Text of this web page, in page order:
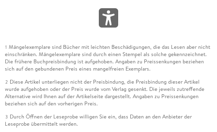
1 Mängelexemplare sind Bücher mit leichten Beschädigungen, die das Lesen aber nicht
einschränken. Mängelexemplare sind durch einen Stempel als solche gekennzeichnet.
Die frühere Buchpreisbindung ist aufgehoben. Angaben zu Preissenkungen beziehen
sich auf den gebundenen Preis eines mangelfreien Exemplars.
2 Diese Artikel unterliegen nicht der Preisbindung, die Preisbindung dieser Artikel
wurde aufgehoben oder der Preis wurde vom Verlag gesenkt. Die jeweils zutreffende
Alternative wird Ihnen auf der Artikelseite dargestellt. Angaben zu Preissenkungen
beziehen sich auf den vorherigen Preis.
3 Durch Öffnen der Leseprobe willigen Sie ein, dass Daten an den Anbieter der
Leseprobe übermittelt werden.